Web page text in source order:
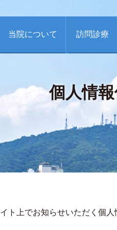
当院について 訪問診療
個人情
ト上でお知らせいただく個